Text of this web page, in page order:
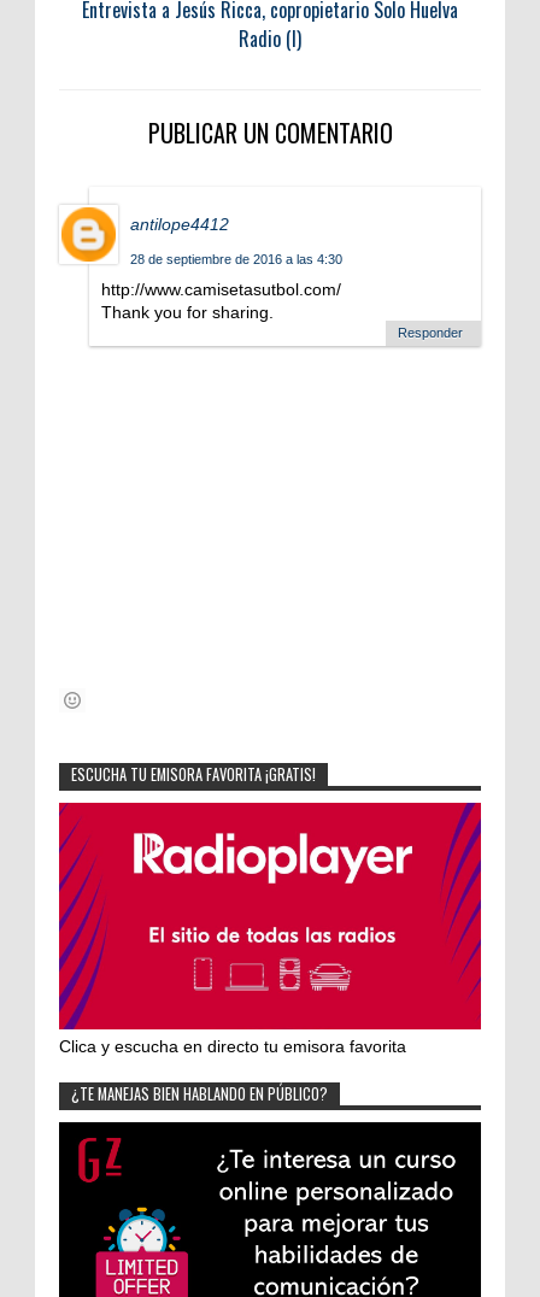
Entrevista a Jesús Ricca, copropietario Solo Huelva
Radio (I)
PUBLICAR UN COMENTARIO
antilope4412
28 de septiembre de 2016 a las 4:30
http://www.camisetasutbol.com/
Thank you for sharing.
Responder
ESCUCHA TU EMISORA FAVORITA ¡GRATIS!
Clica y escucha en directo tu emisora favorita
¿TE MANEJAS BIEN HABLANDO EN PÚBLICO?